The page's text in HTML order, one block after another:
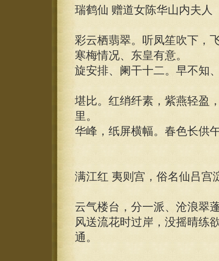
瑞鹤仙 赠道女陈华山内夫人
彩云栖翡翠。听凤笙吹下，
寒梅情况、东皇有意。
旋安排、阑干十二。早不知
堪比。红绡纤素，紫燕轻盈
里。
华峰，纸屏横幅。春色长供
满江红 夷则宫，俗名仙吕宫
云气楼台，分一派、沧浪翠
风送流花时过岸，没摇晴练
通。